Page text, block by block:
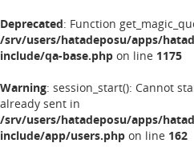
Deprecated: Function
/srv/users/hatadeposu/apps/
include/qa-base.php on line 1175
Warning: session_start(): Cannot
already sent in
/srv/users/hatadeposu/apps/
include/app/users.php on line 162